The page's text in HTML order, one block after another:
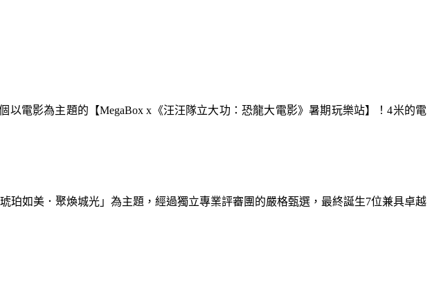
電影為主題的【MegaBox x《汪汪隊立大功：恐龍大電影》暑期玩樂站】！4米的電
珀如美．聚煥城光」為主題，經過獨立專業評審團的嚴格甄選，最終誕生7位兼具卓越